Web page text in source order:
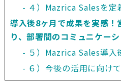
４）Mazrica Salesを定
導入後8ヶ月で成果を実感！
り、部署間のコミュニケー
５）Mazrica Sales導入
６）今後の活用に向けて